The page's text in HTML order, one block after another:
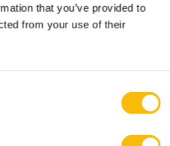
that you’ve provided to
from your use of their
in